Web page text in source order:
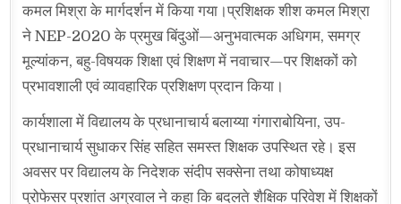
कमल मिश्रा के मार्गदर्शन में किया गया।प्रशिक्षक शीश कमल मिश्रा
ने NEP-2020 के प्रमुख बिंदुओं—अनुभवात्मक अधिगम, समग्र
मूल्यांकन, बहु-विषयक शिक्षा एवं शिक्षण में नवाचार—पर शिक्षकों को
प्रभावशाली एवं व्यावहारिक प्रशिक्षण प्रदान किया।
कार्यशाला में विद्यालय के प्रधानाचार्य बलाय्या गंगाराबोयिना, उप-
प्रधानाचार्य सुधाकर सिंह सहित समस्त शिक्षक उपस्थित रहे। इस
अवसर पर विद्यालय के निदेशक संदीप सक्सेना तथा कोषाध्यक्ष
प्रोफेसर प्रशांत अग्रवाल ने कहा कि बदलते शैक्षिक परिवेश में शिक्षकों